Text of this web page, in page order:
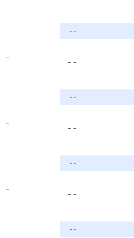
- -
-
- -
- -
-
- -
- -
-
- -
- -